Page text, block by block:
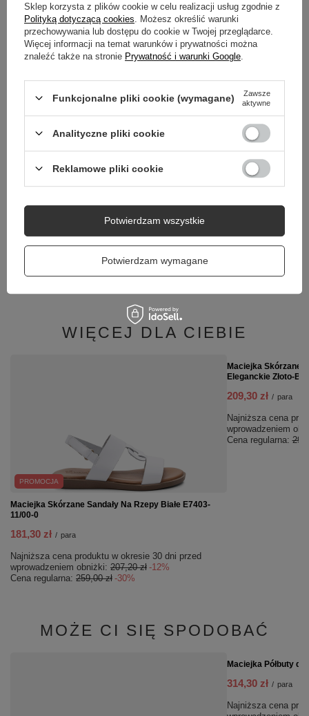
Zadaj pytanie a my odpowiemy niezwłocznie,
najciekawsze pytania i odpowiedzi publikując
dla innych.
Zadaj pytanie
NIEZBĘDNE AKCESORIA
Coccine Wkładka Skórzana Leather On Latex 665-52
15,00 zł
Coccine Wkładka
Bioactive 665-101
11,00 zł / para
WIĘCEJ DLA CIEBIE
PROMOCJA
Maciejka Skórzane Sandały Na Rzepy Białe E7403-
11/00-0
181,30 zł / para
Najniższa cena produktu w okresie 30 dni przed
wprowadzeniem obniżki: 207,20 zł -12%
Cena regularna: 259,00 zł -30%
Maciejka Skórzane
Eleganckie Złoto-
209,30 zł / para
Najniższa cena
wprowadzeniem
Cena regularna:
MOŻE CI SIĘ SPODOBAĆ
Maciejka Półbuty
314,30 zł / para
Najniższa cena
Sklep korzysta z plików cookie w celu realizacji usług zgodnie z
Polityką dotyczącą cookies . Możesz określić warunki
przechowywania lub dostępu do cookie w Twojej przeglądarce.
Więcej informacji na temat warunków i prywatności można
znaleźć także na stronie Prywatność i warunki Google
Funkcjonalne pliki cookie (wymagane)
Zawsze
aktywne
Analityczne pliki cookie
Reklamowe pliki cookie
Potwierdzam wymagane
Potwierdzam wszystkie